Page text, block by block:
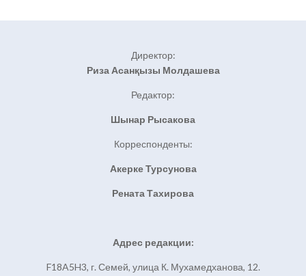
Директор:
Риза Асанқызы Молдашева
Редактор:
Шынар Рысакова
Корреспонденты:
Акерке Турсунова
Рената Тахирова
Адрес редакции:
F18A5H3, г. Семей, улица К. Мухамедханова, 12.